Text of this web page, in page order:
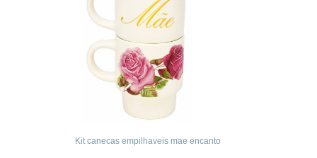
Kit canecas empilhaveis mae encanto